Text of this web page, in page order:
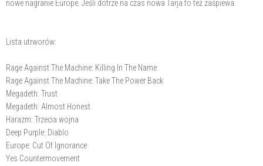
nowe nagranie Europe. Jeśli dotrze na czas nowa Tarja to też zaśpiewa.
Lista utrworów:
Rage Against The Machine: Killing In The Name
Rage Against The Machine: Take The Power Back
Megadeth: Trust
Megadeth: Almost Honest
Harazm: Trzecia wojna
Deep Purple: Diablo
Europe: Cut Of Ignorance
Yes Countermovement